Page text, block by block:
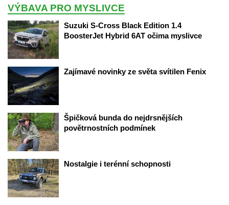
VÝBAVA PRO MYSLIVCE
Suzuki S-Cross Black Edition 1.4
BoosterJet Hybrid 6AT očima myslivce
Zajímavé novinky ze světa svítilen Fenix
Špičková bunda do nejdrsnějších
povětrnostních podmínek
Nostalgie i terénní schopnosti